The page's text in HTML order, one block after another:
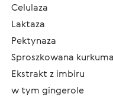
Celulaza
Laktaza
Pektynaza
Sproszkowana kurkuma
Ekstrakt z imbiru
w tym gingerole